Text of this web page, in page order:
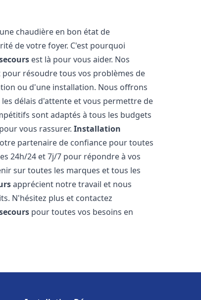
chaudière en bon état de
de votre foyer. C'est pourquoi
est là pour vous aider. Nos
résoudre tous vos problèmes de
ou d'une installation. Nous offrons
délais d'attente et vous permettre de
sont adaptés à tous les budgets
vous rassurer.Installation
partenaire de confiance pour toutes
24h/24 et 7j/7 pour répondre à vos
sur toutes les marques et tous les
apprécient notre travail et nous
N'hésitez plus et contactez
pour toutes vos besoins en